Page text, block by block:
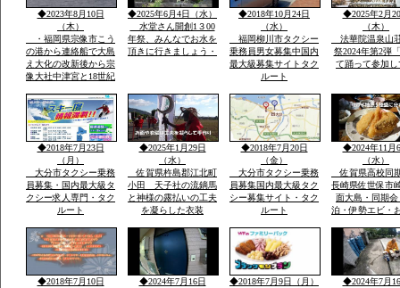
◆2023年8月10日
（木）
・福岡県宗像市こう
の港から連絡船で大島
え大化の改新後から宗
像大社中津宮と18世紀
宮遥拝所「神宿る島」
沖ノ島ユネスコ世界遺
産構成資産郡島には最
新の宗像市みなとタク
シー1台常時待機
◆2025年6月4日（水）
水堂さん開創1３00
年祭、みんなでお水を
頂きに行きましょう・
◆2018年10月24日
（水）
福岡柳川市タクシー
乗務員男女募集中国内
最大級募集サイトタク
ルート
◆2025年2月
（木）
法華院温泉山
祭2024年第2弾
て踊って参加し
◆2018年7月23日
（月）
大分市タクシー乗務
員募集・国内最大級タ
クシー求人専門・タク
ルート
◆2025年1月29日
（水）
佐賀県杵島郡江北町
小田 天子社の流鏑馬
と神様の露払いの工夫
を凝らした衣装
◆2018年7月20日
（金）
大分市タクシー乗務
員募集国内最大級タク
シー募集サイト・タク
ルート
◆2024年11月
（水）
佐賀県高校同
長崎県佐世保市
面大島・同期会
泊・伊勢エビ・
宿「港町」旅行
告・佐賀県から
西海市崎戸方面
を渡つて大島
◆2018年7月10日
◆2024年7月16日
◆2018年7月9日（月）
◆2024年7月